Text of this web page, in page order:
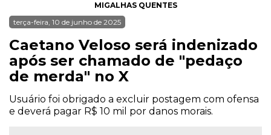
MIGALHAS QUENTES
terça-feira, 10 de junho de 2025
Caetano Veloso será indenizado
após ser chamado de "pedaço
de merda" no X
Usuário foi obrigado a excluir postagem com ofensa
e deverá pagar R$ 10 mil por danos morais.